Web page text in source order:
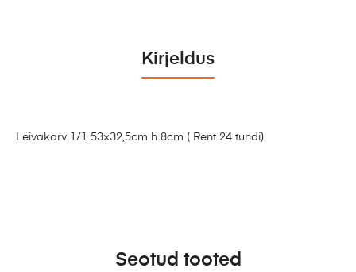
Kirjeldus
Leivakorv 1/1 53×32,5cm h 8cm ( Rent 24 tundi)
Seotud tooted